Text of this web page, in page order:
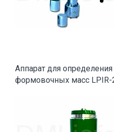
Аппарат для
формовочных масс LPIR-